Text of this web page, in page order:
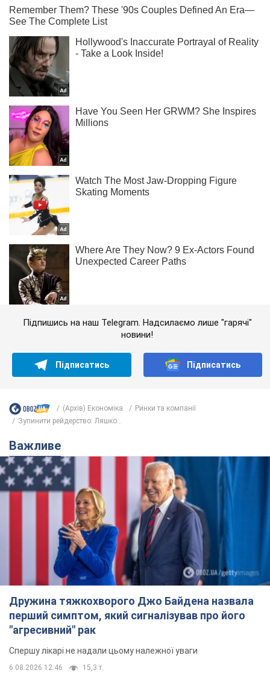
Підпишись на наш Telegram. Надсилаємо лише "гарячі"
новини!
Підписатись Підписатись
(Архів) Економіка
Ринки та компанії
Зупинити рейдерство: Ляшко...
Важливе
Дружина тяжкохворого Джо Байдена назвала
перший симптом, який сигналізував про його
"агресивний" рак
Спершу лікарі не надали цьому належної уваги
6.08.2026 12:46 15,3 т.